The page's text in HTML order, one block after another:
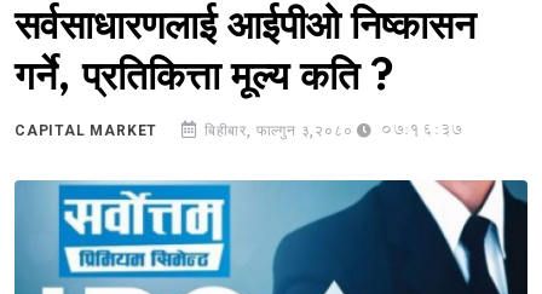
सर्वसाधारणलाई आईपीओ निष्कासन
गर्ने, प्रतिकित्ता मूल्य कति ?
CAPITAL MARKET बिहीबार, फाल्गुन ३,२०८० 07:16:37